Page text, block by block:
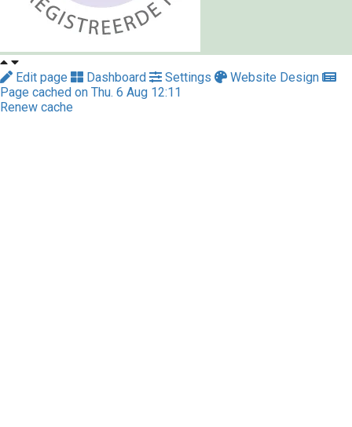
Edit page Dashboard Settings
Website Design
Page cached on Thu. 6 Aug 12:11
Renew cache